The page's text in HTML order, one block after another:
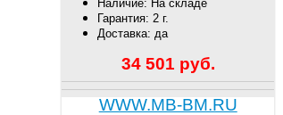
Наличие: На складе
Гарантия: 2 г.
Доставка: да
34 501 руб.
WWW.MB-BM.RU